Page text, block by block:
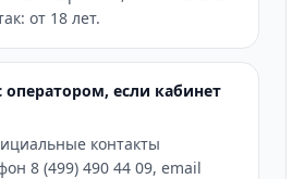
от 18 лет.
оператором, если кабинет
контакты
8 (499) 490 44 09, email